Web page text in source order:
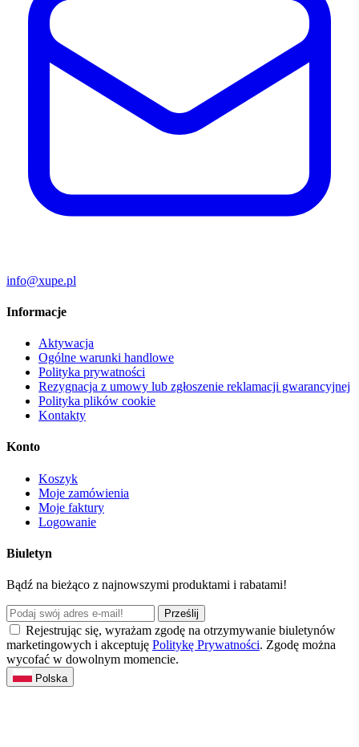
info@xupe.pl
Informacje
Aktywacja
Ogólne warunki handlowe
Polityka prywatności
Rezygnacja z umowy lub zgłoszenie reklamacji gwarancyjnej
Polityka plików cookie
Kontakty
Konto
Koszyk
Moje zamówienia
Moje faktury
Logowanie
Biuletyn
Bądź na bieżąco z najnowszymi produktami i rabatami!
Prześlij
Rejestrując się, wyrażam zgodę na otrzymywanie biuletynów
marketingowych i akceptuję Politykę Prywatności. Zgodę można
wycofać w dowolnym momencie.
Polska